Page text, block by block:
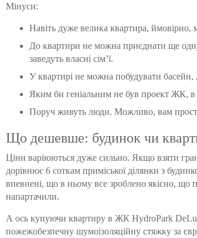
Мінуси:
Навіть дуже велика квартира, ймовірно,
До квартири не можна приєднати ще
заведуть власні сім’ї.
У квартирі не можна побудувати басейн,
Яким би геніальним не був проект ЖК, в
Поруч живуть люди. Можливо, вам
Що дешевше: будинок чи
Ціни варіюються дуже сильно. Якщо взяти
дорівнює 6 соткам приміської ділянки з
впевнені, що в ньому все зроблено якісно, ​​що
напартачили.
А ось купуючи квартиру в ЖК HydroPark
пожежобезпечну шумоізоляційну стяжку за